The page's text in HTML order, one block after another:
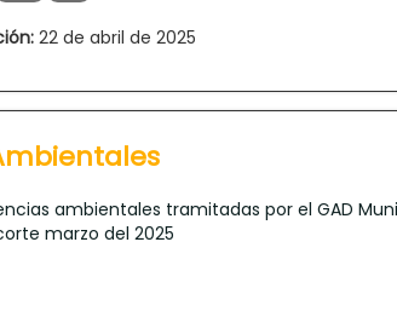
22 de abril de 2025
ambientales tramitadas por el GAD
marzo del 2025